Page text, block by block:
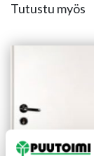
Tutustu myös